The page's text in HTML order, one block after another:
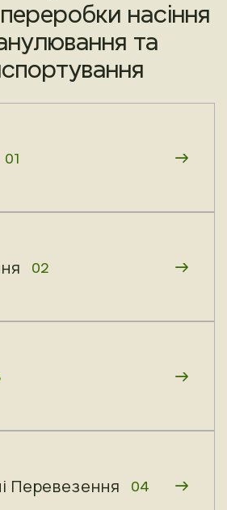
насіння
та
01
02
Перевезення 04